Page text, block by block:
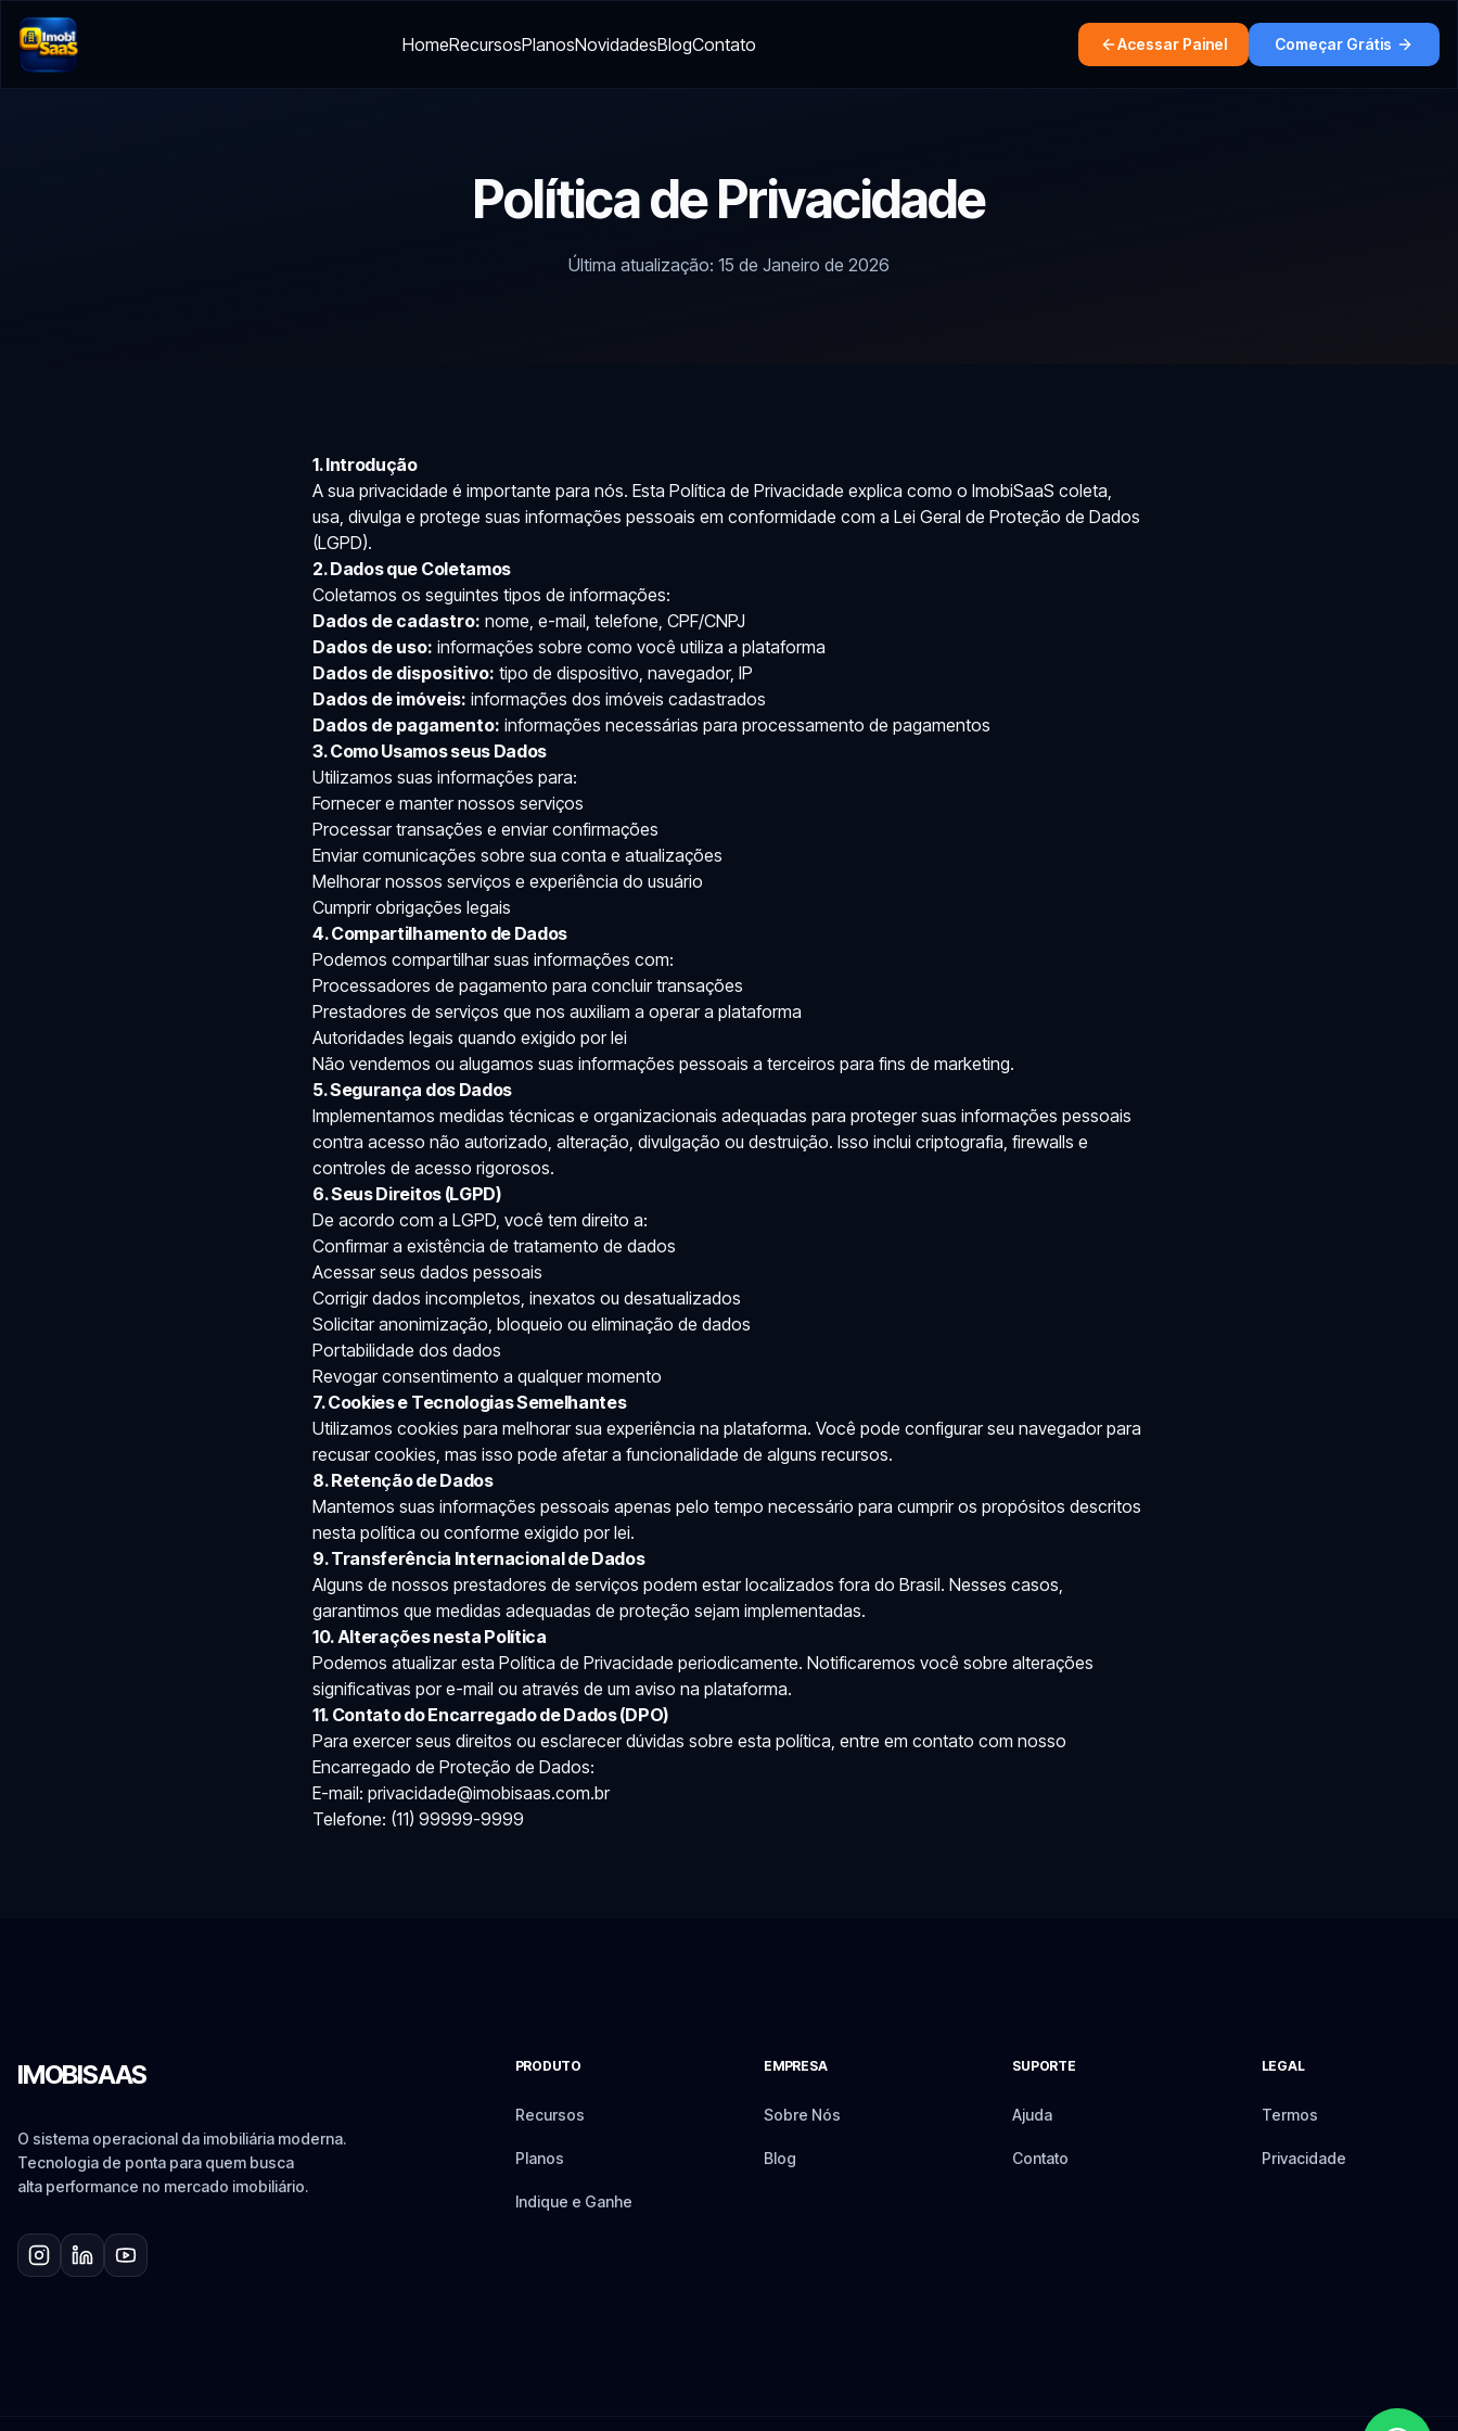
HomeRecursosPlanosNovidadesBlogContato Acessar Painel Começar Grátis
Política de Privacidade
Última atualização: 15 de Janeiro de 2026
1. Introdução
A sua privacidade é importante para nós. Esta Política de Privacidade explica como o ImobiSaaS coleta,
usa, divulga e protege suas informações pessoais em conformidade com a Lei Geral de Proteção de Dados
(LGPD).
2. Dados que Coletamos
Coletamos os seguintes tipos de informações:
Dados de cadastro: nome, e-mail, telefone, CPF/CNPJ
Dados de uso: informações sobre como você utiliza a plataforma
Dados de dispositivo: tipo de dispositivo, navegador, IP
Dados de imóveis: informações dos imóveis cadastrados
Dados de pagamento: informações necessárias para processamento de pagamentos
3. Como Usamos seus Dados
Utilizamos suas informações para:
Fornecer e manter nossos serviços
Processar transações e enviar confirmações
Enviar comunicações sobre sua conta e atualizações
Melhorar nossos serviços e experiência do usuário
Cumprir obrigações legais
4. Compartilhamento de Dados
Podemos compartilhar suas informações com:
Processadores de pagamento para concluir transações
Prestadores de serviços que nos auxiliam a operar a plataforma
Autoridades legais quando exigido por lei
Não vendemos ou alugamos suas informações pessoais a terceiros para fins de marketing.
5. Segurança dos Dados
Implementamos medidas técnicas e organizacionais adequadas para proteger suas informações pessoais
contra acesso não autorizado, alteração, divulgação ou destruição. Isso inclui criptografia, firewalls e
controles de acesso rigorosos.
6. Seus Direitos (LGPD)
De acordo com a LGPD, você tem direito a:
Confirmar a existência de tratamento de dados
Acessar seus dados pessoais
Corrigir dados incompletos, inexatos ou desatualizados
Solicitar anonimização, bloqueio ou eliminação de dados
Portabilidade dos dados
Revogar consentimento a qualquer momento
7. Cookies e Tecnologias Semelhantes
Utilizamos cookies para melhorar sua experiência na plataforma. Você pode configurar seu navegador para
recusar cookies, mas isso pode afetar a funcionalidade de alguns recursos.
8. Retenção de Dados
Mantemos suas informações pessoais apenas pelo tempo necessário para cumprir os propósitos descritos
nesta política ou conforme exigido por lei.
9. Transferência Internacional de Dados
Alguns de nossos prestadores de serviços podem estar localizados fora do Brasil. Nesses casos,
garantimos que medidas adequadas de proteção sejam implementadas.
10. Alterações nesta Política
Podemos atualizar esta Política de Privacidade periodicamente. Notificaremos você sobre alterações
significativas por e-mail ou através de um aviso na plataforma.
11. Contato do Encarregado de Dados (DPO)
Para exercer seus direitos ou esclarecer dúvidas sobre esta política, entre em contato com nosso
Encarregado de Proteção de Dados:
E-mail: privacidade@imobisaas.com.br
Telefone: (11) 99999-9999
IMOBISAAS
O sistema operacional da imobiliária moderna.
Tecnologia de ponta para quem busca
alta performance no mercado imobiliário.
PRODUTO
Recursos
Planos
Indique e Ganhe
EMPRESA
Sobre Nós
Blog
SUPORTE
Ajuda
Contato
LEGAL
Termos
Privacidade